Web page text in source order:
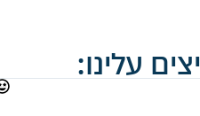
עלינו: